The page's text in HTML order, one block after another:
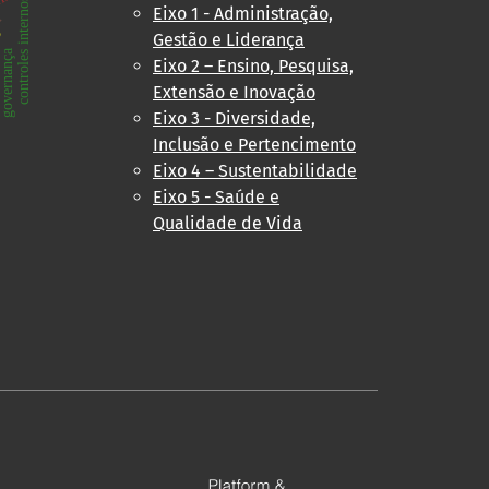
governançacontroles internos
Eixo 1 - Administração,
Gestão e Liderança
Eixo 2 – Ensino, Pesquisa,
Extensão e Inovação
Eixo 3 - Diversidade,
Inclusão e Pertencimento
Eixo 4 – Sustentabilidade
Eixo 5 - Saúde e
Qualidade de Vida